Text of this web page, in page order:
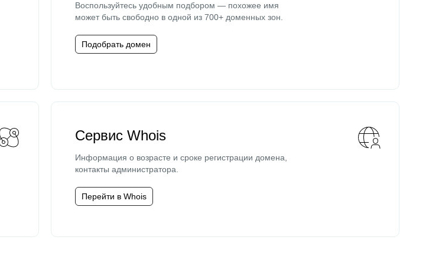
Воспользуйтесь удобным подбором — похожее имя
может быть свободно в одной из 700+ доменных зон.
Подобрать домен
Сервис Whois
Информация о возрасте и сроке регистрации домена,
контакты администратора.
Перейти в Whois